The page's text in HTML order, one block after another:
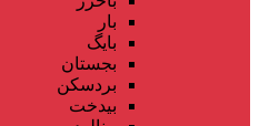
بار
بایگ
بجستان
بردسکن
بیدخت